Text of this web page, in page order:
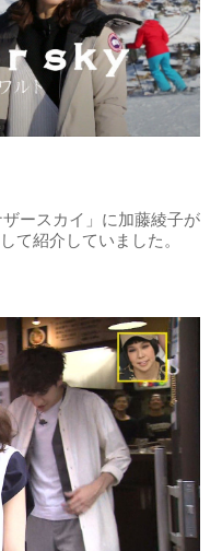
ースカイ」に加藤綾子が
て紹介していました。